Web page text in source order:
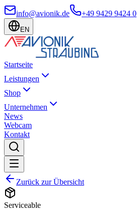
info@avionik.de +49 9429 9424 0
EN
Startseite
Leistungen
Shop
Unternehmen
News
Webcam
Kontakt
Zurück zur Übersicht
Serviceable